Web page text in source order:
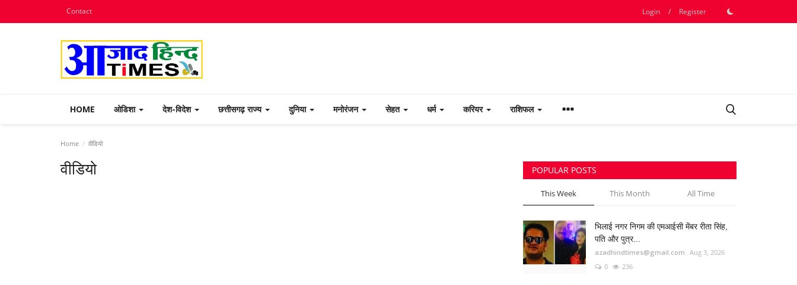
Contact Login / Register
HOME ओडिशा देश-विदेश छत्तीसगढ़ राज्य दुनिया मनोरंजन सेहत धर्म करियर राशिफल
Home वीडियो
वीडियो POPULAR POSTS
This Week This Month All Time
भिलाई नगर निगम की एमआईसी मेंबर रीता सिंह,
पति और पुत्र...
azadhindtimes@gmail.com Aug 3, 2026
0
236